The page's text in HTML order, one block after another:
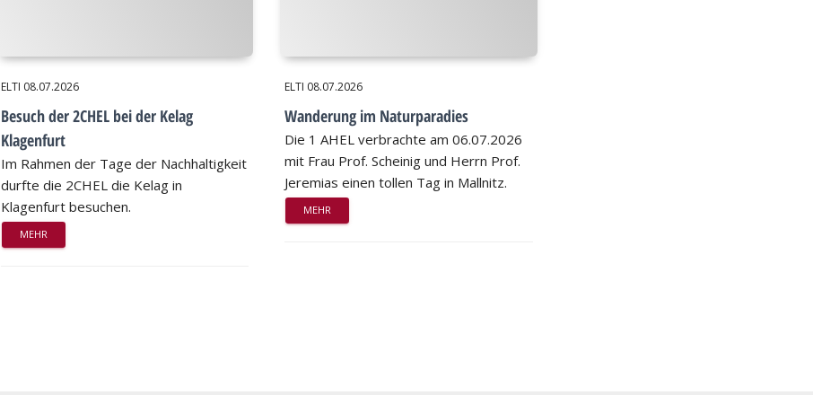
ELTI 08.07.2026
Besuch der 2CHEL bei der Kelag
Klagenfurt
Im Rahmen der Tage der Nachhaltigkeit
durfte die 2CHEL die Kelag in
Klagenfurt besuchen.
MEHR
ELTI 08.07.2026
Wanderung im Naturparadies
Die 1 AHEL verbrachte am 06.07.2026
mit Frau Prof. Scheinig und Herrn Prof.
Jeremias einen tollen Tag in Mallnitz.
MEHR